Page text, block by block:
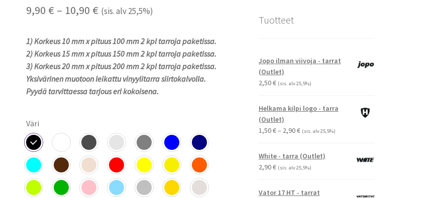
9,90 € – 10,90 € Hintaluokka:
-
10,90 €
(sis. alv 25,5%)
1) Korkeus 10 mm x pituus 100 mm 2 kpl tarroja paketissa.
2) Korkeus 15 mm x pituus 150 mm 2 kpl tarroja paketissa.
3) Korkeus 20 mm x pituus 200 mm 2 kpl tarroja paketissa.
Yksivärinen muotoon leikattu vinyylitarra siirtokalvolla.
Pyydä tarvittaessa tarjous eri kokoisena.
Väri
Tuotteet
Jopo ilman viivoja - tarrat
(Outlet)
2,50€ (sis. alv 25,5%)
Helkama kilpi logo - tarra
(Outlet)
1,50€– 2,90€Hintaluokka:
-
(sis. alv 25,5%)
White - tarra (Outlet)
2,90€ (sis. alv 25,5%)
Vator 17 HT - tarrat